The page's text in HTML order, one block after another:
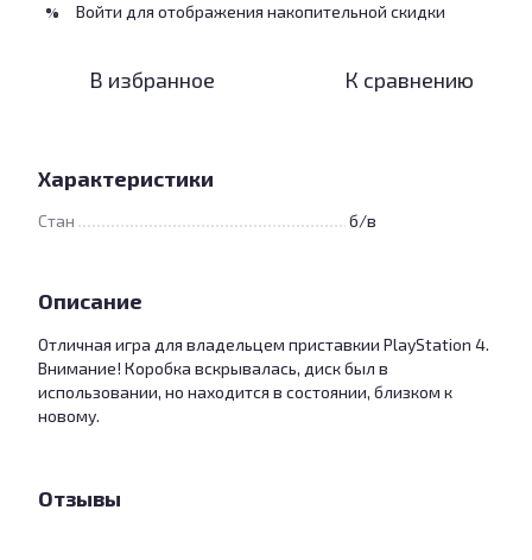
% Войти для отображения накопительной скидки
В избранное К сравнению
Характеристики
Стан б/в
Описание
Отличная игра для владельцем приставкии PlayStation 4.
Внимание! Коробка вскрывалась, диск был в
использовании, но находится в состоянии, близком к
новому.
Отзывы